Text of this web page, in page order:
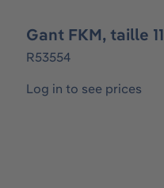
Gant FKM, taille
R53554
Log in to see prices